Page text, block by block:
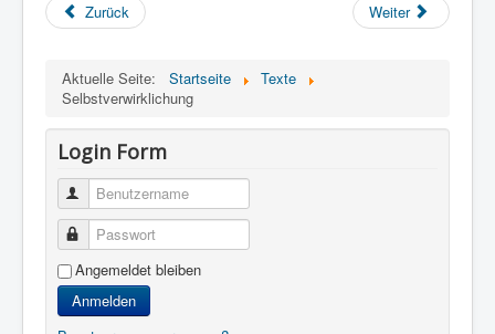
Zurück Weiter
Aktuelle Seite: Startseite
Texte
Selbstverwirklichung
Login Form
Benutzername
Passwort
Angemeldet bleiben
Anmelden